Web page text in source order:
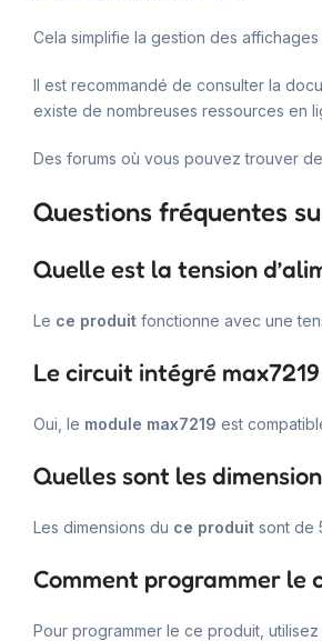
Cela simplifie la gestion des
Il est recommandé de consulter la
existe de nombreuses ressources en
Des forums où vous pouvez trouver
Questions fréquentes
Quelle est la tension
Le ce produit fonctionne avec une
Le circuit intégré
Oui, le module max7219 est
Quelles sont les
Les dimensions du ce produit sont de
Comment programmer le
Pour programmer le ce produit,